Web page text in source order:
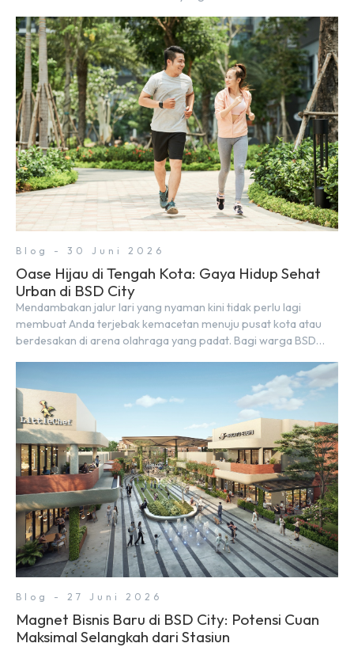
nyaman, baik untuk produktif bekerja (WFC) maupun sekadar
bersantai bersama orang terdekat. Kabar baiknya, deretan
kafe hits ini tersebar di lokasi-lokasi strategis yang sangat […]
Blog - 30 Juni 2026
Oase Hijau di Tengah Kota: Gaya Hidup Sehat
Urban di BSD City
Mendambakan jalur lari yang nyaman kini tidak perlu lagi
membuat Anda terjebak kemacetan menuju pusat kota atau
berdesakan di arena olahraga yang padat. Bagi warga BSD
sekitar yang rindang, estetik, dan menenangkan. Sebagai
kawasan township terpadu, BSD City terus bertransformasi
menjadi area hunian modern yang sangat mendukung […]
Blog - 27 Juni 2026
Magnet Bisnis Baru di BSD City: Potensi Cuan
Maksimal Selangkah dari Stasiun